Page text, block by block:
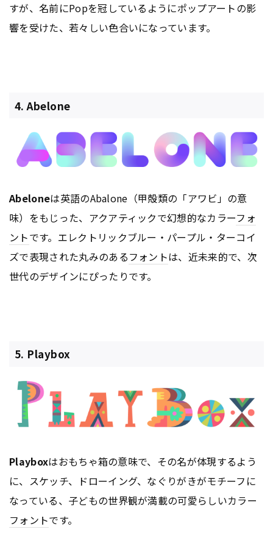
すが、名前にPopを冠しているようにポップアートの影
響を受けた、若々しい色合いになっています。
4. Abelone
Abeloneは英語のAbalone（甲殻類の「アワビ」の意
味）をもじった、アクアティックで幻想的なカラーフォ
ントです。エレクトリックブルー・パープル・ターコイ
ズで表現された丸みのあるフォントは、近未来的で、次
世代のデザインにぴったりです。
5. Playbox
Playboxはおもちゃ箱の意味で、その名が体現するよう
に、スケッチ、ドローイング、なぐりがきがモチーフに
なっている、子どもの世界観が満載の可愛らしいカラー
フォントです。